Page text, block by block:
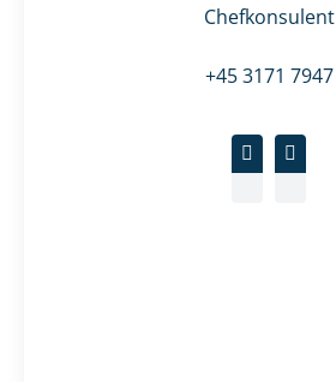
Chefkonsulent
+45 3171 7947